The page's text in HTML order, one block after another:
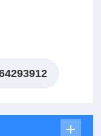
源或冷源。